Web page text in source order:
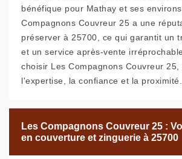
bénéfique pour Mathay et ses
Compagnons Couvreur 25 a une
préserver à 25700, ce qui garantit un
et un service après-vente
choisir Les Compagnons Couvreur
l'expertise, la confiance et la proximité.
Les Compagnons Couvreur 25 :
en couverture et zinguerie à 25700